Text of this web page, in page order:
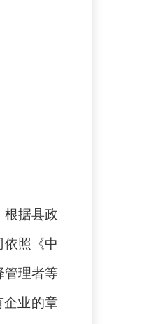
根据县政
依照《中
管理者等
企业的章